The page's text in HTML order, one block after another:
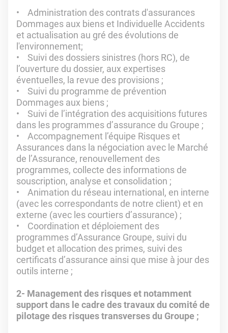
• Administration des contrats d'assurances
Dommages aux biens et Individuelle Accidents
et actualisation au gré des évolutions de
l'environnement;
• Suivi des dossiers sinistres (hors RC), de
l’ouverture du dossier, aux expertises
éventuelles, la revue des provisions ;
• Suivi du programme de prévention
Dommages aux biens ;
• Suivi de l’intégration des acquisitions futures
dans les programmes d’assurance du Groupe ;
• Accompagnement l’équipe Risques et
Assurances dans la négociation avec le Marché
de l’Assurance, renouvellement des
programmes, collecte des informations de
souscription, analyse et consolidation ;
• Animation du réseau international, en interne
(avec les correspondants de notre client) et en
externe (avec les courtiers d’assurance) ;
• Coordination et déploiement des
programmes d’Assurance Groupe, suivi du
budget et allocation des primes, suivi des
certificats d’assurance ainsi que mise à jour des
outils interne ;
2- Management des risques et notamment
support dans le cadre des travaux du comité de
pilotage des risques transverses du Groupe ;